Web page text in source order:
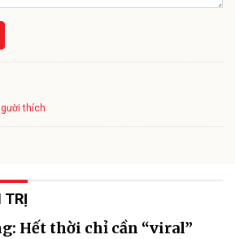
thích
TRỊ
Hết thời chỉ cần “viral”